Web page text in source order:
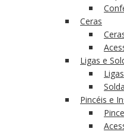
Ceras
Ligas e
Ligas
Pincéis e